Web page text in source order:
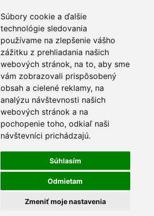
Súbory cookie a ďalšie
technológie sledovania
používame na zlepšenie vášho
zážitku z prehliadania našich
webových stránok, na to, aby sme
vám zobrazovali prispôsobený
obsah a cielené reklamy, na
analýzu návštevnosti našich
webových stránok a na
pochopenie toho, odkiaľ naši
návštevníci prichádzajú.
Súhlasím
Odmietam
Zmeniť moje nastavenia